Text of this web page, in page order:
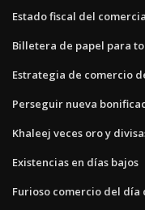
Estado fiscal del
Billetera de papel para
Estrategia de comercio
Perseguir nueva
Khaleej veces oro y
Existencias en días bajos
Furioso comercio del día